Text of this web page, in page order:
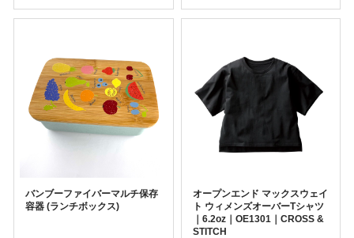
バンブーファイバーマルチ保存
容器 (ランチボックス)
オープンエンド マックスウェイ
ト ウィメンズオーバーTシャツ
｜6.2oz｜OE1301｜CROSS &
STITCH